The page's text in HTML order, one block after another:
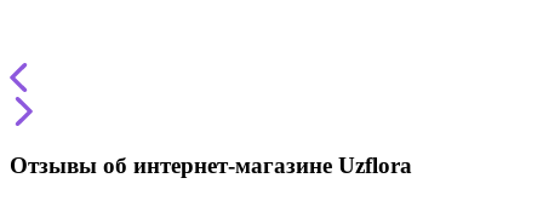
Отзывы об интернет-магазине Uzflora